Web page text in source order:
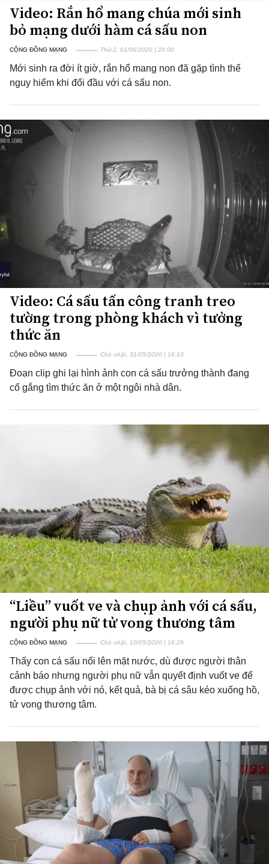
Video: Rắn hổ mang chúa mới sinh
bỏ mạng dưới hàm cá sấu non
CỘNG ĐỒNG MẠNG Thứ 2, 01/06/2020 | 20:00
Mới sinh ra đời ít giờ, rắn hổ mang non đã gặp tình thế
nguy hiểm khi đối đầu với cá sấu non.
Video: Cá sấu tấn công tranh treo
tường trong phòng khách vì tưởng
thức ăn
CỘNG ĐỒNG MẠNG Chủ nhật, 31/05/2020 | 16:10
Đoạn clip ghi lại hình ảnh con cá sấu trưởng thành đang
cố gắng tìm thức ăn ở một ngôi nhà dân.
“Liều” vuốt ve và chụp ảnh với cá sấu,
người phụ nữ tử vong thương tâm
CỘNG ĐỒNG MẠNG Chủ nhật, 10/05/2020 | 16:29
Thấy con cá sấu nổi lên mặt nước, dù được người thân
cảnh báo nhưng người phụ nữ vẫn quyết định vuốt ve để
được chụp ảnh với nó, kết quả, bà bị cá sâu kéo xuống hồ,
tử vong thương tâm.